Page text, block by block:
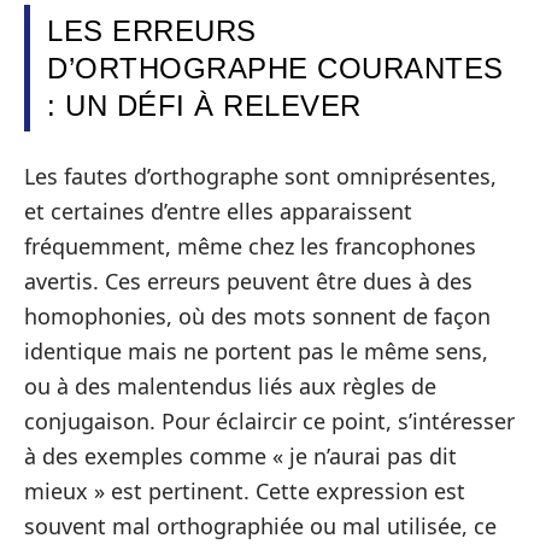
LES ERREURS
D’ORTHOGRAPHE COURANTES
: UN DÉFI À RELEVER
Les fautes d’orthographe sont omniprésentes,
et certaines d’entre elles apparaissent
fréquemment, même chez les francophones
avertis. Ces erreurs peuvent être dues à des
homophonies, où des mots sonnent de façon
identique mais ne portent pas le même sens,
ou à des malentendus liés aux règles de
conjugaison. Pour éclaircir ce point, s’intéresser
à des exemples comme « je n’aurai pas dit
mieux » est pertinent. Cette expression est
souvent mal orthographiée ou mal utilisée, ce